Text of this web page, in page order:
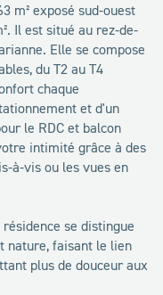
m² exposé sud-ouest
Il est situé au rez-de-
Elle se compose
du T2 au T4
chaque
et d'un
le RDC et balcon
intimité grâce à des
à-vis ou les vues en
se distingue
nature, faisant le lien
plus de douceur aux